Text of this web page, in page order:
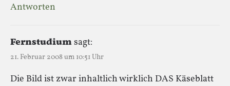
Antworten
Fernstudiumsagt:
21. Februar 2008 um 10:51 Uhr
Die Bild ist zwar inhaltlich wirklich DAS Käseblatt